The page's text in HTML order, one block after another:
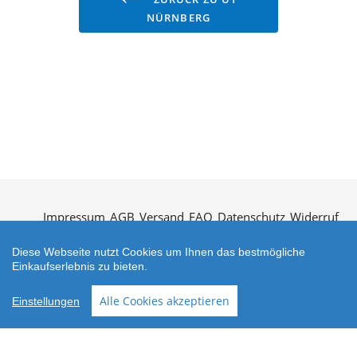
WortkartenNÜRNBERG
Impressum AGB Versand FAQ Datenschutz Widerruf
Zahlungsarten
Diese Webseite nutzt Cookies um Ihnen das bestmögliche
Einkaufserlebnis zu bieten.
Einstellungen Alle Cookies akzeptieren